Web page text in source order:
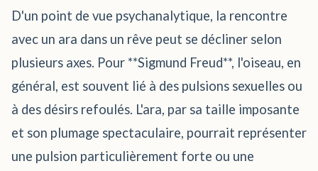
D'un point de vue psychanalytique, la rencontre
avec un ara dans un rêve peut se décliner selon
plusieurs axes. Pour **Sigmund Freud**, l'oiseau, en
général, est souvent lié à des pulsions sexuelles ou
à des désirs refoulés. L'ara, par sa taille imposante
et son plumage spectaculaire, pourrait représenter
une pulsion particulièrement forte ou une